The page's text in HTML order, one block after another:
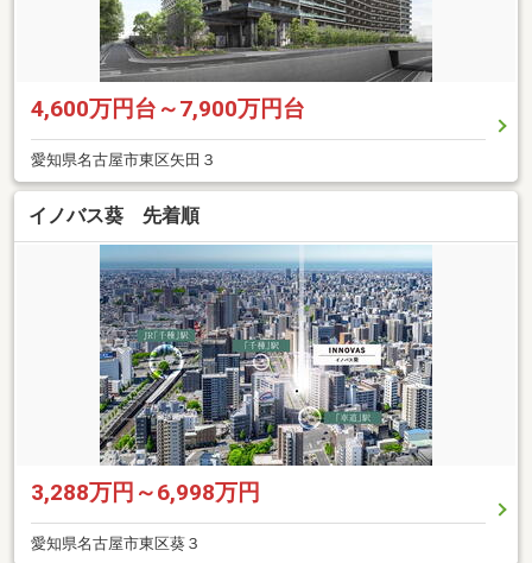
4,600万円台～7,900万円台
愛知県名古屋市東区矢田３
イノバス葵 先着順
3,288万円～6,998万円
愛知県名古屋市東区葵３